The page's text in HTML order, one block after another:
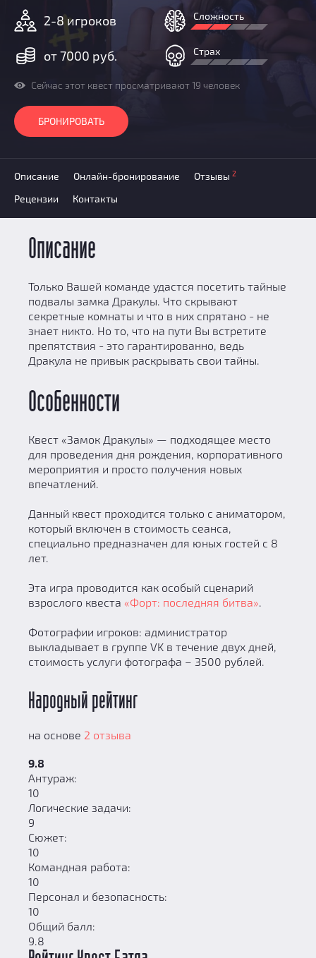
Новости
Партнерам
2-8 игроков
от 7000 руб.
Сложность
Страх
Сейчас этот квест просматривают 19 человек
БРОНИРОВАТЬ
Описание Онлайн-бронирование Отзывы 2
Рецензии Контакты
Описание
Только Вашей команде удастся посетить тайные
подвалы замка Дракулы. Что скрывают
секретные комнаты и что в них спрятано - не
знает никто. Но то, что на пути Вы встретите
препятствия - это гарантированно, ведь
Дракула не привык раскрывать свои тайны.
Особенности
Квест «Замок Дракулы» — подходящее место
для проведения дня рождения, корпоративного
мероприятия и просто получения новых
впечатлений.
Данный квест проходится только с аниматором,
который включен в стоимость сеанса,
специально предназначен для юных гостей с 8
лет.
Эта игра проводится как особый сценарий
взрослого квеста «Форт: последняя битва».
Фотографии игроков: администратор
выкладывает в группе VK в течение двух дней,
стоимость услуги фотографа – 3500 рублей.
Народный рейтинг
на основе 2 отзыва
9.8
Антураж:
10
Логические задачи:
9
Сюжет:
10
Командная работа:
10
Персонал и безопасность:
10
Общий балл:
9.8